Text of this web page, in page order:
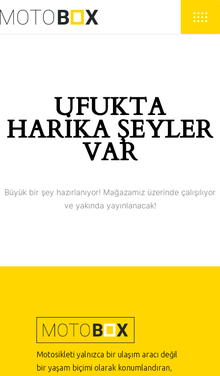
UFUKTA
HARIKA ŞEYLER
VAR
Büyük bir şey hazırlanıyor! Mağazamız üzerinde çalışılıyor
ve yakında yayınlanacak!
Motosikleti yalnızca bir ulaşım aracı değil
bir yaşam biçimi olarak konumlandıran,